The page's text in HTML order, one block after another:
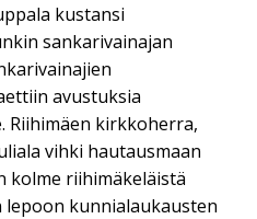
kustansi
sankarivainajan
avustuksia
Riihimäen kirkkoherra,
vihki hautausmaan
kolme riihimäkeläistä
kunnialaukausten